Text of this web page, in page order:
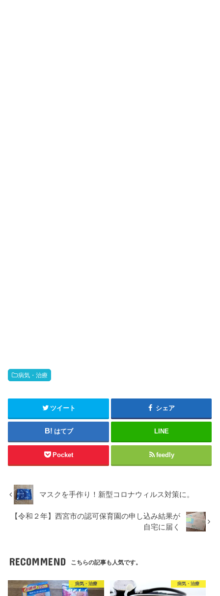
病気・治療
ツイート シェア
はてブ LINE
Pocket feedly
マスクを手作り！新型コロナウィルス対策に。
【令和２年】西宮市の認可保育園の申し込み結果が
自宅に届く
RECOMMEND こちらの記事も人気です。
病気・治療 病気・治療